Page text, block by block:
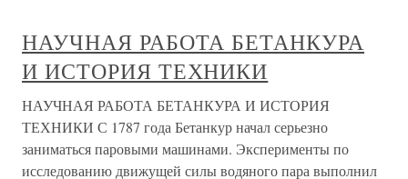
НАУЧНАЯ РАБОТА БЕТАНКУРА
И ИСТОРИЯ ТЕХНИКИ
НАУЧНАЯ РАБОТА БЕТАНКУРА И ИСТОРИЯ
ТЕХНИКИ С 1787 года Бетанкур начал серьезно
заниматься паровыми машинами. Эксперименты по
исследованию движущей силы водяного пара выполнил